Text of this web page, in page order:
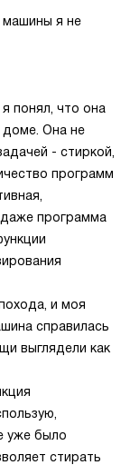
машины я не
понял, что она
Она не
- стиркой,
программ
даже программа
и моя
справилась
выглядели как
уже было
стирать